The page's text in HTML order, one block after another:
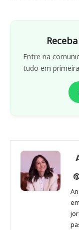
Entre na
tudo em